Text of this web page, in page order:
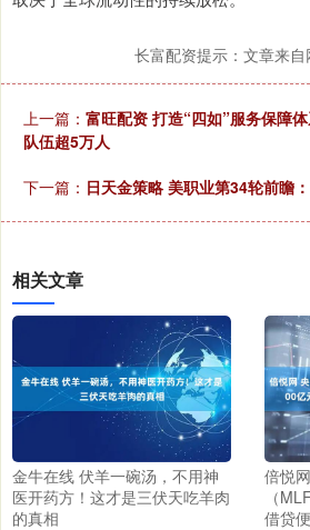
长富配资提示：文章来自
上一篇： 富旺配资 打造“四如”服务保障
队伍超5万人
下一篇： 日天金策略 美职业第34轮前瞻
相关文章
金牛在线 伏羊一碗汤，不用神
医开药方！这才是三伏天吃羊肉
的真相
倍悦
（
借贷